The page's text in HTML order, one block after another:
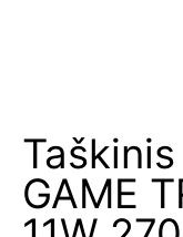
GAME